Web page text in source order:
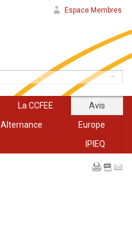
Espace Membres
La CCFEE
Avis
Alternance
Europe
IPIEQ